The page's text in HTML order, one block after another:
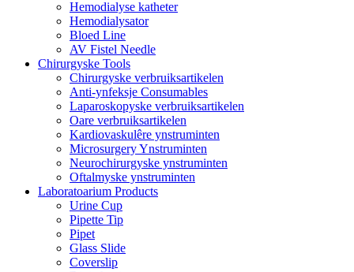
Hemodialyse katheter
Hemodialysator
Bloed Line
AV Fistel Needle
Chirurgyske Tools
Chirurgyske verbruiksartikelen
Anti-ynfeksje Consumables
Laparoskopyske verbruiksartikelen
Oare verbruiksartikelen
Kardiovaskulêre ynstruminten
Microsurgery Ynstruminten
Neurochirurgyske ynstruminten
Oftalmyske ynstruminten
Laboratoarium Products
Urine Cup
Pipette Tip
Pipet
Glass Slide
Coverslip